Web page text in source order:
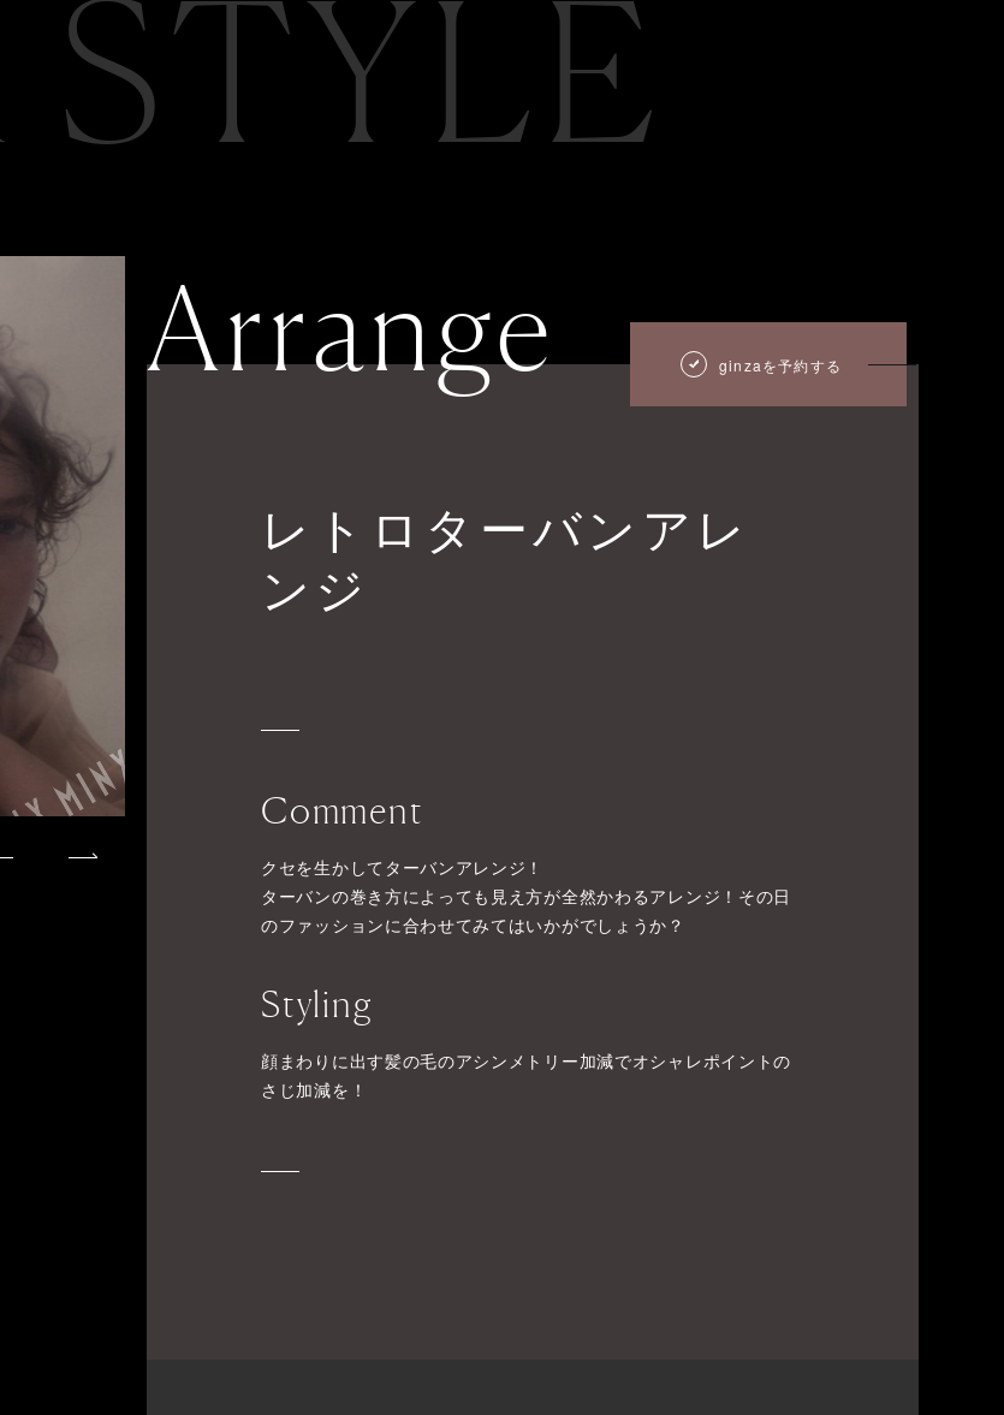
STYLE
Arrange ginzaを予約する
レトロターバンアレ
ンジ
Comment
クセを生かしてターバンアレンジ！
ターバンの巻き方によっても見え方が全然かわるアレンジ！その日
のファッションに合わせてみてはいかがでしょうか？
Styling
顔まわりに出す髪の毛のアシンメトリー加減でオシャレポイントの
さじ加減を！